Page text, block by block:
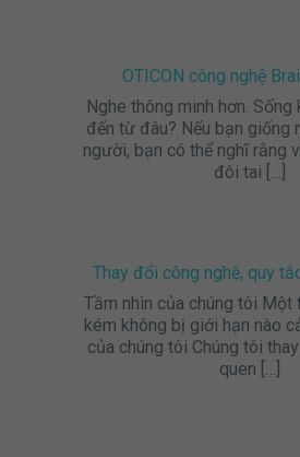
OTICON công nghệ
Nghe thông minh hơn. Sống
đến từ đâu? Nếu bạn giống
người, bạn có thể nghĩ rằng
đôi tai […]
Thay đổi công nghệ, quy
Tầm nhìn của chúng tôi Một
kém không bị giới hạn nào
của chúng tôi Chúng tôi
quen […]